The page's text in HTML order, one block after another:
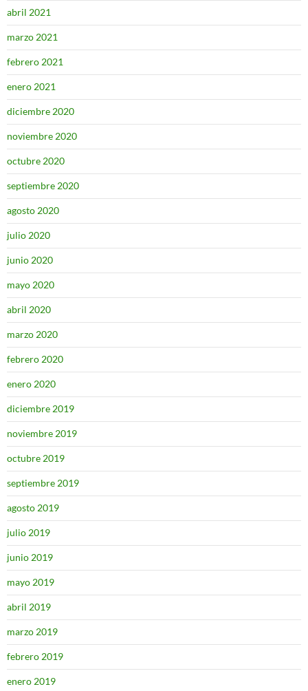
abril 2021
marzo 2021
febrero 2021
enero 2021
diciembre 2020
noviembre 2020
octubre 2020
septiembre 2020
agosto 2020
julio 2020
junio 2020
mayo 2020
abril 2020
marzo 2020
febrero 2020
enero 2020
diciembre 2019
noviembre 2019
octubre 2019
septiembre 2019
agosto 2019
julio 2019
junio 2019
mayo 2019
abril 2019
marzo 2019
febrero 2019
enero 2019